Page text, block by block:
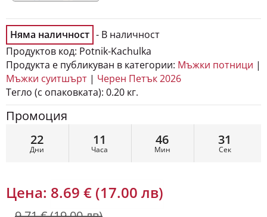
Няма наличност
Продуктов код:Potnik-Kachulka
Продукта е публикуван в категории:
Мъжки суитшърт|Черен Петък 2026
Тегло (с опаковката):0.20 кг.
Промоция
Дни Часа Мин Сек
Цена: 8.69 € (17.00 лв)